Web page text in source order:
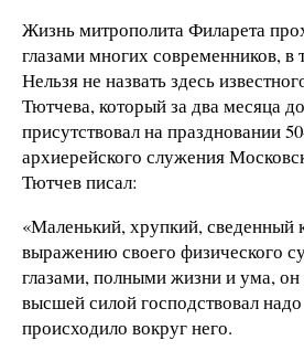
Жизнь митрополита Филарета
глазами многих современников, в
Нельзя не назвать здесь
Тютчева, который за два месяца
присутствовал на праздновании
архиерейского служения
Тютчев писал:
«Маленький, хрупкий, сведенный
выражению своего физического
глазами, полными жизни и ума,
высшей силой господствовал
происходило вокруг него.